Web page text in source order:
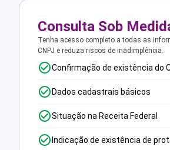
Consulta Sob
Tenha acesso completo a todas as
CNPJ e reduza riscos de inadimplência.
Confirmação de existência do
Dados cadastrais básicos
Situação na Receita Federal
Indicação de existência de